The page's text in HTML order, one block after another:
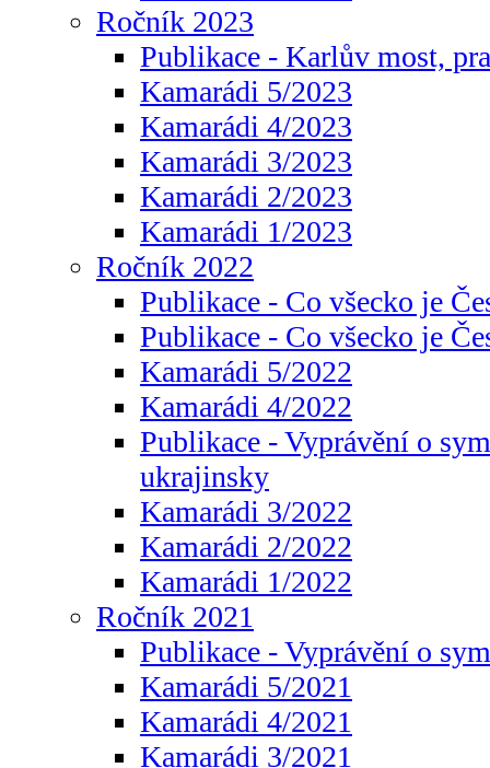
Ročník 2023
Publikace - Karlův most,
Kamarádi 5/2023
Kamarádi 4/2023
Kamarádi 3/2023
Kamarádi 2/2023
Kamarádi 1/2023
Ročník 2022
Publikace - Co všecko je
Publikace - Co všecko je
Kamarádi 5/2022
Kamarádi 4/2022
Publikace - Vyprávění o
ukrajinsky
Kamarádi 3/2022
Kamarádi 2/2022
Kamarádi 1/2022
Ročník 2021
Publikace - Vyprávění o
Kamarádi 5/2021
Kamarádi 4/2021
Kamarádi 3/2021